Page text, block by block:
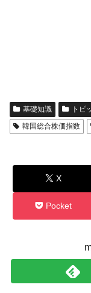
基礎知識 トピ
韓国総合株価指数
X
Pocket